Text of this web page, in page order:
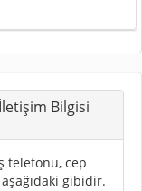
Bilgisi
telefonu, cep
gibidir.